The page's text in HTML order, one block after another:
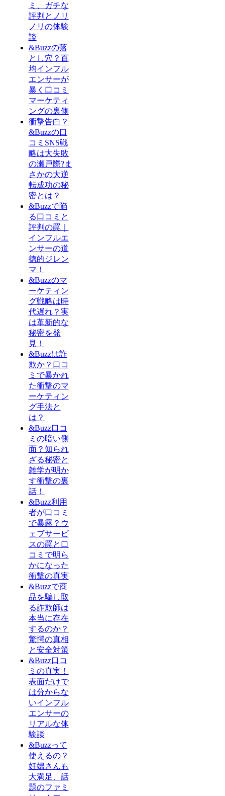
ミ、ガチな
評判とノリ
ノリの体験
談
&Buzzの落
とし穴？百
均インフル
エンサーが
暴く口コミ
マーケティ
ングの裏側
衝撃告白？
&Buzzの口
コミSNS戦
略は大失敗
の瀬戸際?ま
さかの大逆
転成功の秘
密とは？
&Buzzで陥
る口コミと
評判の罠｜
インフルエ
ンサーの道
徳的ジレン
マ！
&Buzzのマ
ーケティン
グ戦略は時
代遅れ？実
は革新的な
秘密を発
見！
&Buzzは詐
欺か？口コ
ミで暴かれ
た衝撃のマ
ーケティン
グ手法と
は？
&Buzz口コ
ミの暗い側
面？知られ
ざる秘密と
雑学が明か
す衝撃の裏
話！
&Buzz利用
者が口コミ
で暴露？ウ
ェブサービ
スの罠と口
コミで明ら
かになった
衝撃の真実
&Buzzで商
品を騙し取
る詐欺師は
本当に存在
するのか？
驚愕の真相
と安全対策
&Buzz口コ
ミの真実！
表面だけで
は分からな
いインフル
エンサーの
リアルな体
験談
&Buzzって
使えるの？
妊婦さんも
大満足、話
題のファミ